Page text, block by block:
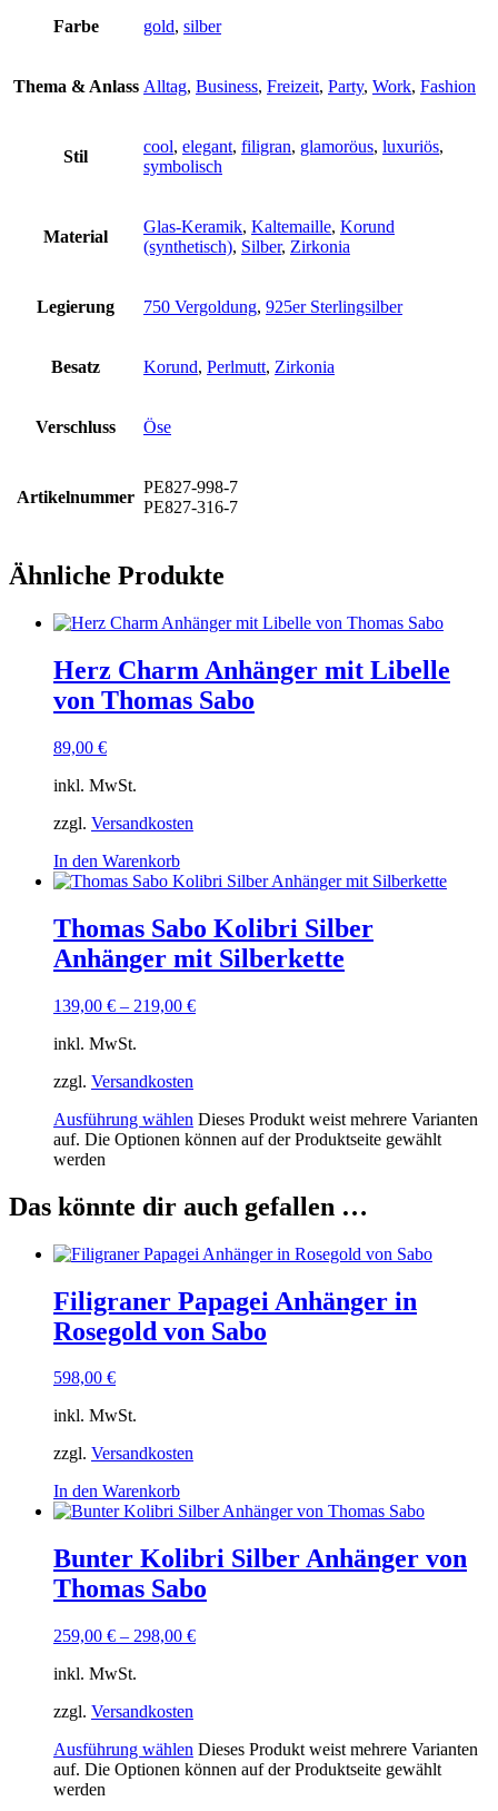
Farbe gold, silber
Thema & Anlass Alltag, Business, Freizeit, Party, Work, Fashion
Stil
cool, elegant, filigran, glamoröus, luxuriös,
symbolisch
Material
Glas-Keramik, Kaltemaille, Korund
(synthetisch), Silber, Zirkonia
Legierung 750 Vergoldung, 925er Sterlingsilber
Besatz Korund, Perlmutt, Zirkonia
Verschluss Öse
Artikelnummer
PE827-998-7
PE827-316-7
Ähnliche Produkte
Herz Charm Anhänger mit Libelle
von Thomas Sabo
89,00 €
inkl. MwSt.
zzgl. Versandkosten
In den Warenkorb
Thomas Sabo Kolibri Silber
Anhänger mit Silberkette
139,00 € – 219,00 €
inkl. MwSt.
zzgl. Versandkosten
Ausführung wählen Dieses Produkt weist mehrere Varianten
auf. Die Optionen können auf der Produktseite gewählt
werden
Das könnte dir auch gefallen …
Filigraner Papagei Anhänger in
Rosegold von Sabo
598,00 €
inkl. MwSt.
zzgl. Versandkosten
In den Warenkorb
Bunter Kolibri Silber Anhänger von
Thomas Sabo
259,00 € – 298,00 €
inkl. MwSt.
zzgl. Versandkosten
Ausführung wählen Dieses Produkt weist mehrere Varianten
auf. Die Optionen können auf der Produktseite gewählt
werden